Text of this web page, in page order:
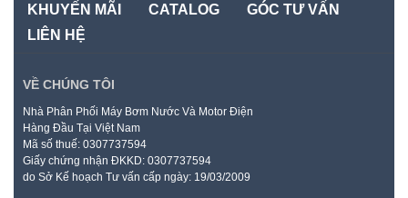
KHUYẾN MÃI
CATALOG
GÓC TƯ VẤN
LIÊN HỆ
VỀ CHÚNG TÔI
Nhà Phân Phối Máy Bơm Nước Và Motor Điện
Hàng Đầu Tại Việt Nam
Mã số thuế: 0307737594
Giấy chứng nhận ĐKKD: 0307737594
do Sở Kế hoạch Tư vấn cấp ngày: 19/03/2009